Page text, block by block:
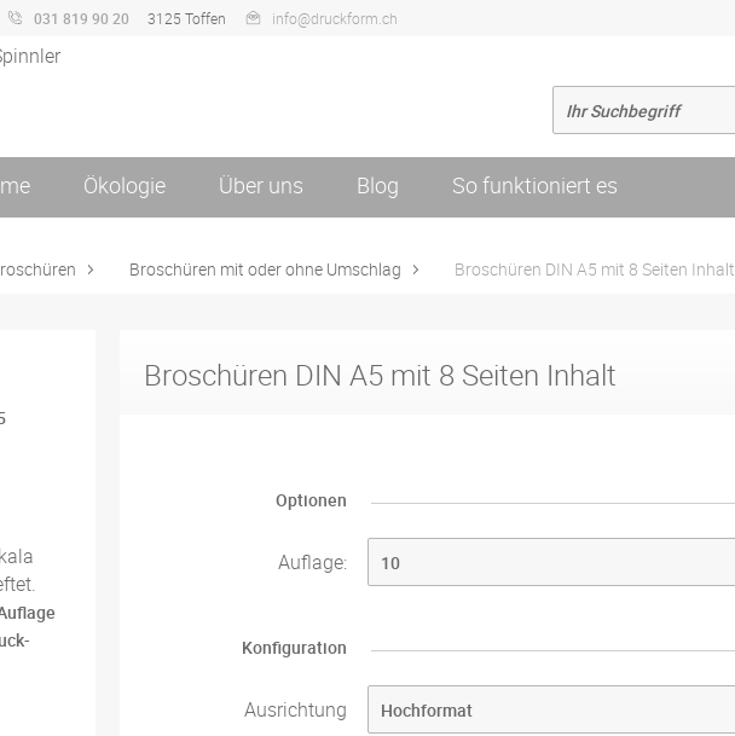
031 819 90 20 3125 Toffen info@druckform.ch
Ökologie Über uns Blog So funktioniert es
Broschüren mit oder ohne Umschlag Broschüren DIN A5 mit 8 Seiten Inhalt
Broschüren DIN A5 mit 8 Seiten Inhalt
Optionen
Auflage:
Konfiguration
Ausrichtung